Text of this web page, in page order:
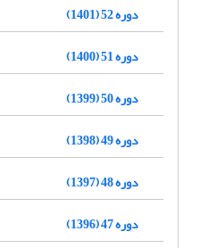
دوره 52 (1401)
دوره 51 (1400)
دوره 50 (1399)
دوره 49 (1398)
دوره 48 (1397)
دوره 47 (1396)